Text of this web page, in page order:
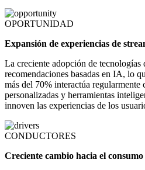
OPORTUNIDAD
Expansión de experiencias de
La creciente adopción de tecnologías
recomendaciones basadas en IA, lo
más del 70% interactúa
personalizadas y herramientas
innoven las experiencias de los
CONDUCTORES
Creciente cambio hacia el